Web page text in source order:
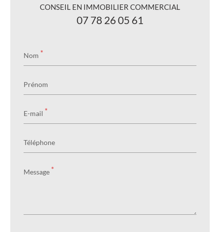
CONSEIL EN IMMOBILIER COMMERCIAL
07 78 26 05 61
Nom *
Prénom
E-mail *
Téléphone
Message *